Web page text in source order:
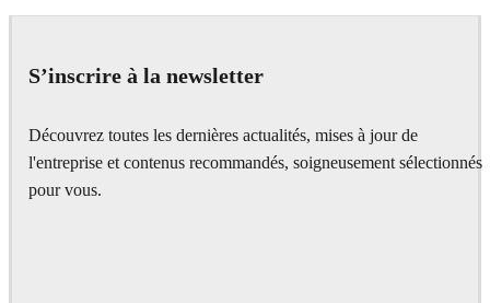
S’inscrire à la newsletter
Découvrez toutes les dernières actualités, mises à jour de
l'entreprise et contenus recommandés, soigneusement sélectionnés
pour vous.